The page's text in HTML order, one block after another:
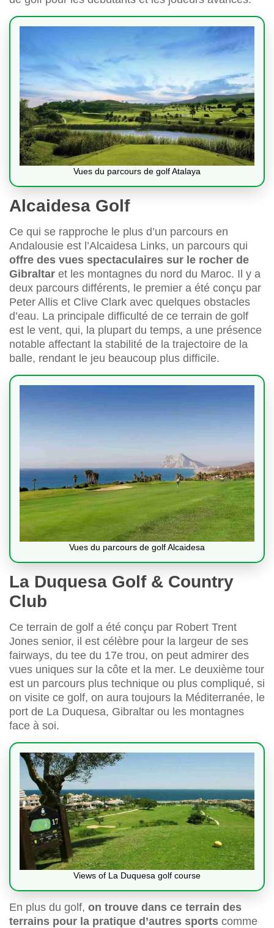
Vues du parcours de golf Atalaya
Alcaidesa Golf
Ce qui se rapproche le plus d’un parcours en
Andalousie est l’Alcaidesa Links, un parcours qui
offre des vues spectaculaires sur le rocher de
Gibraltar et les montagnes du nord du Maroc. Il y a
deux parcours différents, le premier a été conçu par
Peter Allis et Clive Clark avec quelques obstacles
d’eau. La principale difficulté de ce terrain de golf
est le vent, qui, la plupart du temps, a une présence
notable affectant la stabilité de la trajectoire de la
balle, rendant le jeu beaucoup plus difficile.
Vues du parcours de golf Alcaidesa
La Duquesa Golf & Country
Club
Ce terrain de golf a été conçu par Robert Trent
Jones senior, il est célèbre pour la largeur de ses
fairways, du tee du 17e trou, on peut admirer des
vues uniques sur la côte et la mer. Le deuxième tour
est un parcours plus technique ou plus compliqué, si
on visite ce golf, on aura toujours la Méditerranée, le
port de La Duquesa, Gibraltar ou les montagnes
face à soi.
Views of La Duquesa golf course
En plus du golf, on trouve dans ce terrain des
terrains pour la pratique d’autres sports comme